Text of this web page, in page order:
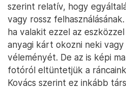
szerint relatív, hogy
vagy rossz
ha valakit ezzel az
anyagi kárt okozni neki
véleményét. De az is képi
fotóról eltüntetjük a
Kovács szerint ez inkább